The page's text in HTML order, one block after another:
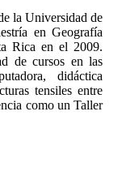
la Universidad de
en Geografía
Rica en el 2009.
de cursos en las
didáctica
tensiles entre
como un Taller